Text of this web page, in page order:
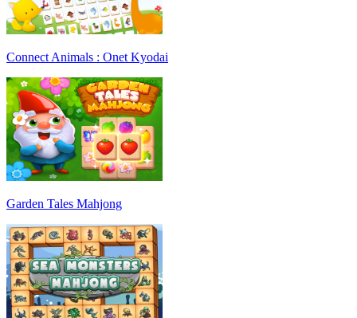
Connect Animals : Onet Kyodai
Garden Tales Mahjong